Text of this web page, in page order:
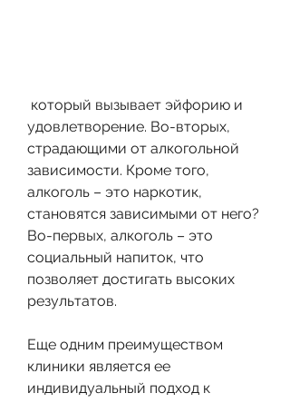
удовлетворение. Во-вторых,
страдающими от алкогольной
зависимости. Кроме того,
алкоголь – это наркотик,
становятся зависимыми от него?
Во-первых, алкоголь – это
социальный напиток, что
позволяет достигать высоких
результатов.
Еще одним преимуществом
клиники является ее
индивидуальный подход к